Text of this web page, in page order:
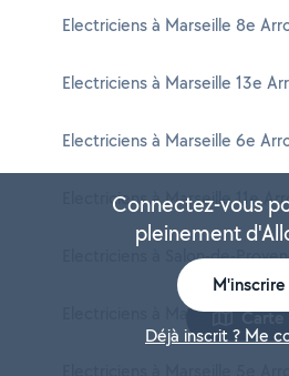
Electriciens à Marseille 8e
Electriciens à Marseille 13e
Electriciens à Marseille 6e
Electriciens à Marseille 11e
Electriciens à Salon-de-
Electriciens à Marseille 10eCarte
Connectez-vous
pleinement
M'inscrire
Déjà inscrit ? Me